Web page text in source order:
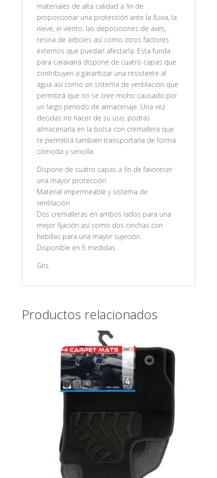
materiales de alta calidad a fin de
proporcionar una protección ante la lluvia, la
nieve, el viento, las deposiciones de aves,
resina de árboles así como otros factores
externos que puedan afectarla. Esta funda
para caravana dispone de cuatro capas que
contribuyen a garantizar una resistente al
agua así como un sistema de ventilación que
permitirá que no se cree moho causado por
un largo periodo de almacenaje. Una vez
decidas no hacer de su uso, podrás
almacenarla en la bolsa con cremallera que
te permitirá también transportarla de forma
cómoda y sencilla.
Dispone de cuatro capas a fin de favorecer
una mayor protección
Material impermeable y sistema de
ventilación
Dos cremalleras en ambos lados para una
mejor fijación así como dos cinchas con
hebillas para una mayor sujeción.
Disponible en 5 medidas
Gris
Productos relacionados